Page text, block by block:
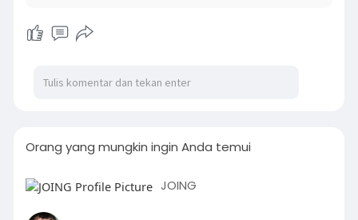
Orang yang mungkin ingin Anda temui
JOING